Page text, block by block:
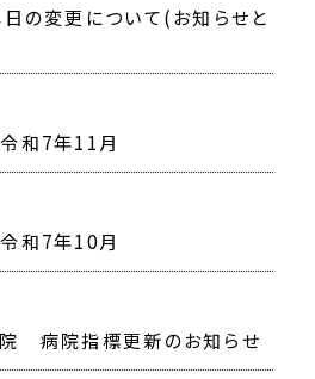
の変更について(お知らせと
和7年11月
和7年10月
病院指標更新のお知らせ